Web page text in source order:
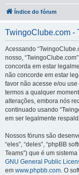
Índice do fórum
TwingoClube.com -
Acessando
nosso,
concorda em estar
não concorde em estar
favor não acesse e/ou
termos a qualquer
alterações, embora nós
continuado usando
em ser legalmente
Nossos fóruns são
“eles”, “deles”, “phpBB
Teams”) que é um
GNU General Public
em www.phpbb.com. O